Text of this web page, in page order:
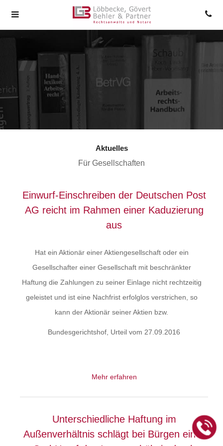
Aktuelles
Für Gesellschaften
Einwurf-Einschreiben der Deutschen Post
AG reicht im Rahmen einer Kaduzierung
aus
Hat ein Aktionär einer Aktiengesellschaft oder ein
Gesellschafter einer Gesellschaft mit beschränkter
Haftung die Zahlungen zu seiner Einlage nicht rechtzeitig
geleistet und ist eine Nachfrist erfolglos verstrichen, so
kann der Aktionär seiner Aktien bzw.
Bundesgerichtshof, Urteil vom 27.09.2016
Mehr erfahren
Unterschiedliche Haftung im
Außenverhältnis schlägt bei Bürgen einer